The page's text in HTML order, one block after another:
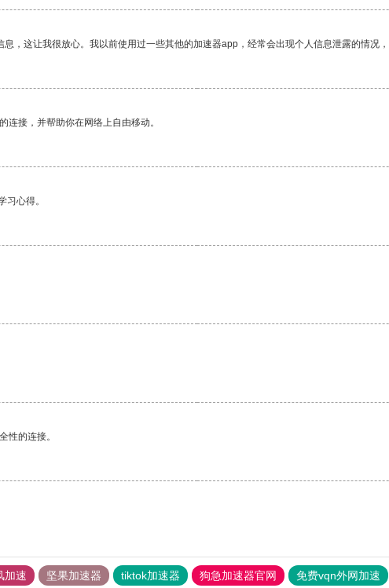
，这让我很放心。我以前使用过一些其他的加速器app，经常会出现个人信息泄露的情况，
连接，并帮助你在网络上自由移动。
心得。
性的连接。
加速 坚果加速器 tiktok加速器 狗急加速器官网 免费vqn外网加速